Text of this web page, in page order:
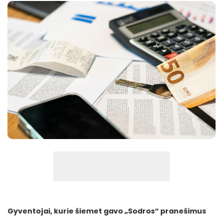
Gyventojai, kurie šiemet gavo „Sodros“ pranešimus